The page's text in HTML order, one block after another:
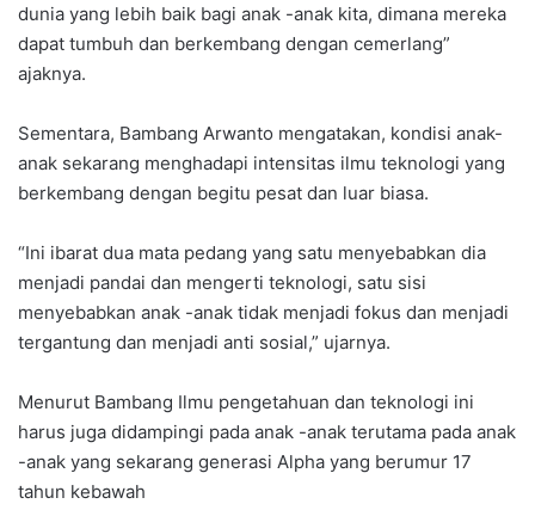
dunia yang lebih baik bagi anak -anak kita, dimana mereka
dapat tumbuh dan berkembang dengan cemerlang”
ajaknya.
Sementara, Bambang Arwanto mengatakan, kondisi anak-
anak sekarang menghadapi intensitas ilmu teknologi yang
berkembang dengan begitu pesat dan luar biasa.
“Ini ibarat dua mata pedang yang satu menyebabkan dia
menjadi pandai dan mengerti teknologi, satu sisi
menyebabkan anak -anak tidak menjadi fokus dan menjadi
tergantung dan menjadi anti sosial,” ujarnya.
Menurut Bambang Ilmu pengetahuan dan teknologi ini
harus juga didampingi pada anak -anak terutama pada anak
-anak yang sekarang generasi Alpha yang berumur 17
tahun kebawah